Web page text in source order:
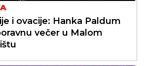
i ovacije: Hanka Paldum
večer u Malom